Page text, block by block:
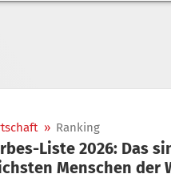
» Ranking
Liste 2026: Das
Menschen der